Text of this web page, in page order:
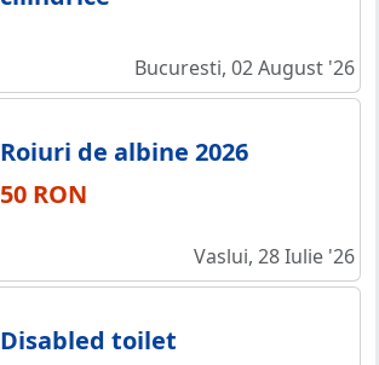
Bucuresti, 02 August '26
Roiuri de albine 2026
50 RON
Vaslui, 28 Iulie '26
Disabled toilet